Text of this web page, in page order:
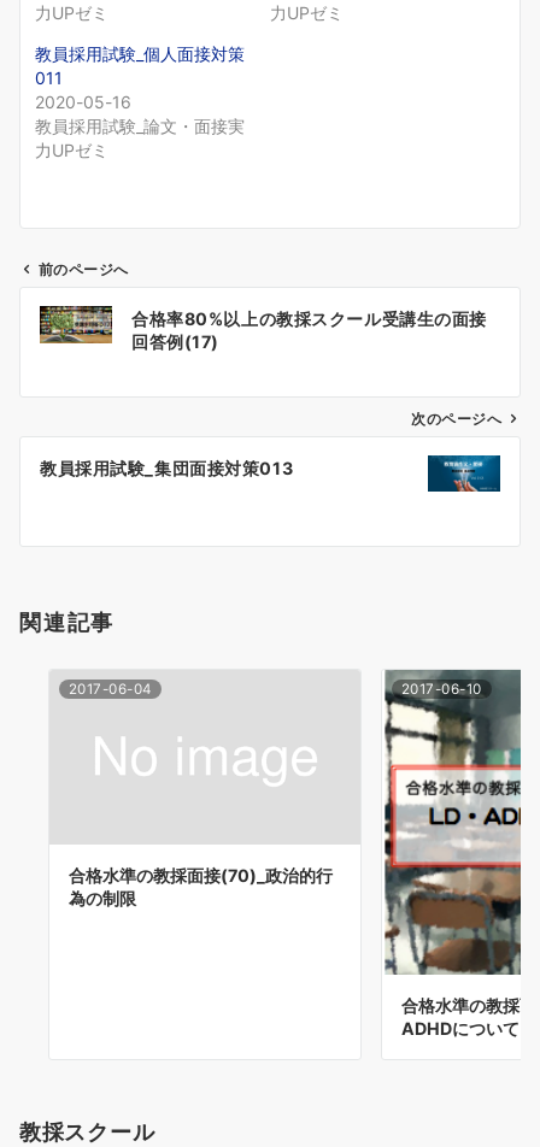
力UPゼミ
力UPゼミ
教員採用試験_個人面接対策
011
2020-05-16
教員採用試験_論文・面接実
力UPゼミ
ン
前のページへ
合格率80%以上の教採スクール受講生の面接
回答例(17)
次のページへ
教員採用試験_集団面接対策013
関連記事
2017-06-04
合格水準の教採面接(70)_政治的行
為の制限
2017-06-10
合格水準の教採
ADHDについて
教採スクール